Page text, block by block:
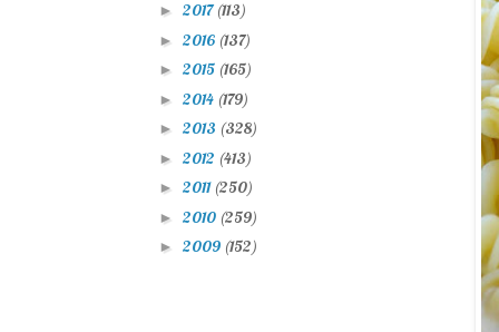
► 2017(113)
► 2016 (137)
► 2015 (165)
► 2014 (179)
► 2013 (328)
► 2012 (413)
► 2011 (250)
► 2010 (259)
► 2009 (152)